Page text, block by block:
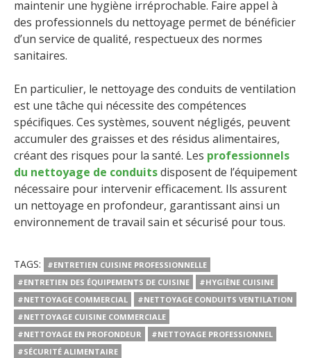
maintenir une hygiène irréprochable. Faire appel à
des professionnels du nettoyage permet de bénéficier
d’un service de qualité, respectueux des normes
sanitaires.
En particulier, le nettoyage des conduits de ventilation
est une tâche qui nécessite des compétences
spécifiques. Ces systèmes, souvent négligés, peuvent
accumuler des graisses et des résidus alimentaires,
créant des risques pour la santé. Les professionnels
du nettoyage de conduitsdisposent de l’équipement
nécessaire pour intervenir efficacement. Ils assurent
un nettoyage en profondeur, garantissant ainsi un
environnement de travail sain et sécurisé pour tous.
TAGS:
#ENTRETIEN CUISINE PROFESSIONNELLE
#ENTRETIEN DES ÉQUIPEMENTS DE CUISINE
#HYGIÈNE CUISINE
#NETTOYAGE COMMERCIAL
#NETTOYAGE CONDUITS VENTILATION
#NETTOYAGE CUISINE COMMERCIALE
#NETTOYAGE EN PROFONDEUR
#NETTOYAGE PROFESSIONNEL
#SÉCURITÉ ALIMENTAIRE